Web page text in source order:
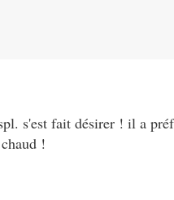
s'est fait désirer ! il a
!